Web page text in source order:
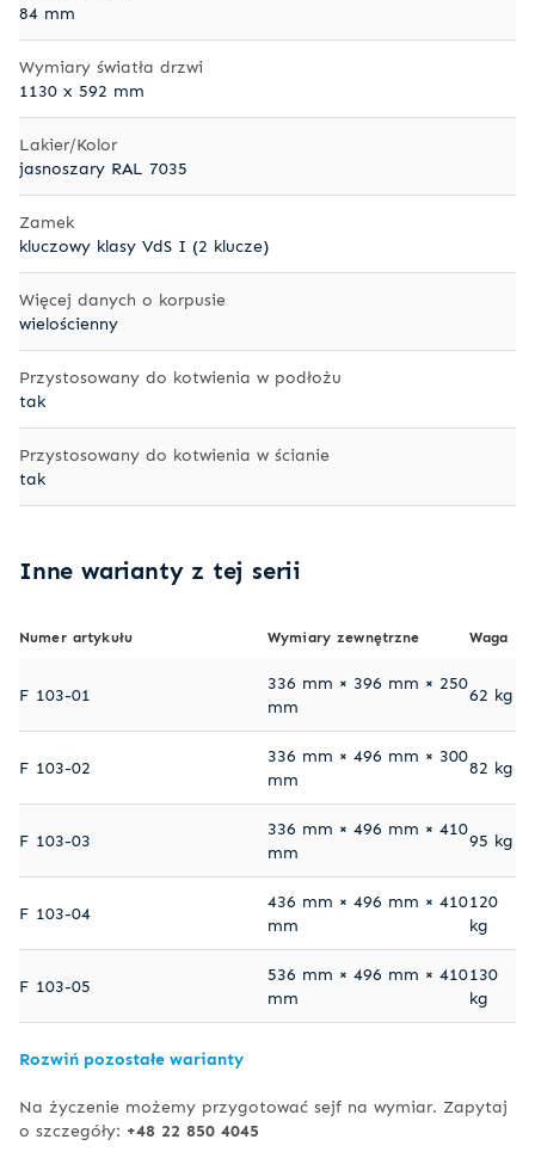
84 mm
Wymiary światła drzwi
1130 x 592 mm
Lakier/Kolor
jasnoszary RAL 7035
Zamek
kluczowy klasy VdS I (2 klucze)
Więcej danych o korpusie
wielościenny
Przystosowany do kotwienia w podłożu
tak
Przystosowany do kotwienia w ścianie
tak
Inne warianty z tej serii
Numer artykułu Wymiary zewnętrzne Waga
F 103-01
336 mm × 396 mm × 250
mm
62 kg
F 103-02
336 mm × 496 mm × 300
mm
82 kg
F 103-03
336 mm × 496 mm × 410
mm
95 kg
F 103-04
436 mm × 496 mm × 410
mm
120
kg
F 103-05
536 mm × 496 mm × 410
mm
130
kg
Rozwiń pozostałe warianty
Na życzenie możemy przygotować sejf na wymiar. Zapytaj
o szczegóły: +48 22 850 4045